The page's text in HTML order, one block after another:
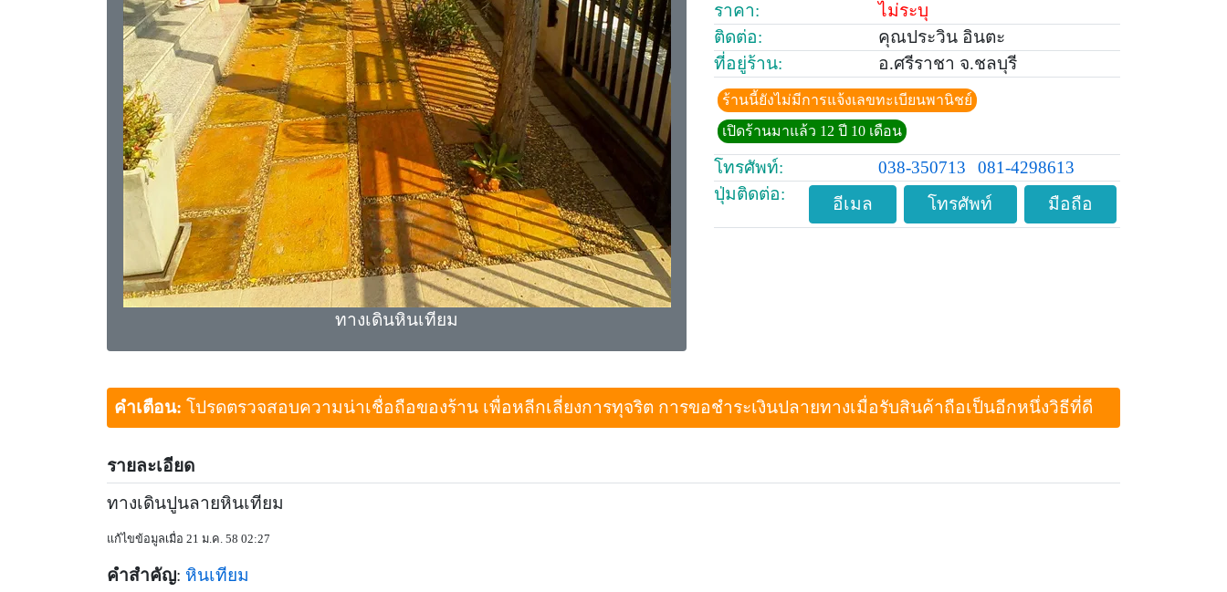
ทางเดินหินเทียม
ราคา:
ไม่ระบุ
ติดต่อ:
คุณประวิน อินตะ
ที่อยู่ร้าน:
อ.ศรีราชา จ.ชลบุรี
ร้านนี้ยังไม่มีการแจ้งเลขทะเบียนพานิชย์
เปิดร้านมาแล้ว 12 ปี 10 เดือน
โทรศัพท์: 038-350713
081-4298613
ปุ่มติดต่อ:
อีเมล โทรศัพท์ มือถือ
คำเตือน: โปรดตรวจสอบความน่าเชื่อถือของร้าน เพื่อหลีกเลี่ยงการทุจริต การขอชำระเงินปลายทางเมื่อรับสินค้าถือเป็นอีกหนึ่งวิธีที่ดี
รายละเอียด
ทางเดินปูนลายหินเทียม
แก้ไขข้อมูลเมื่อ 21 ม.ค. 58 02:27
คำสำคัญ: หินเทียม